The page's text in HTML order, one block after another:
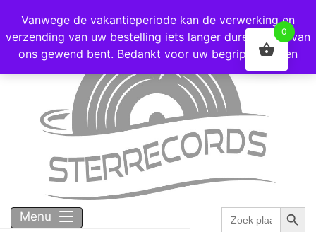
Voor 16:00 besteld = vandaag verzonden!
Menu
Zoek
naar:
Vanwege de vakantieperiode kan de verwerking en
verzending van uw bestelling iets langer duren dan u van
ons gewend bent. Bedankt voor uw begrip!
Negeren
0